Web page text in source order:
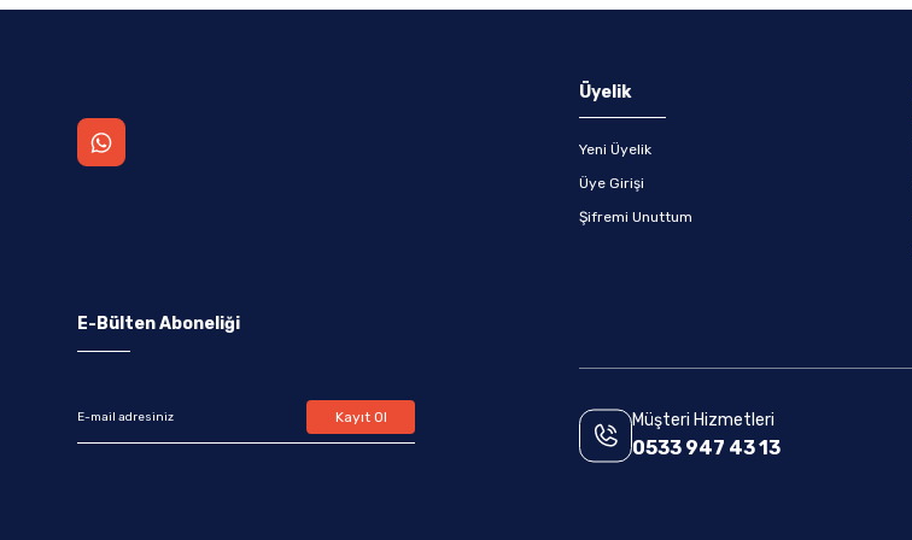
Üyelik
Yeni Üyelik
Üye Girişi
Şifremi Unuttum
E-Bülten Aboneliği
Kayıt Ol Müşteri Hizmetleri
0533 947 43 13